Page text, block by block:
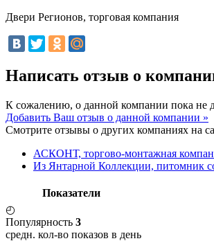
Двери Регионов, торговая компания
Написать отзыв о
К сожалению, о данной компании пока не
Добавить Ваш отзыв о данной компании »
Смотрите отзывы о других компаниях на
АСКОНТ, торгово-монтажная
Из Янтарной Коллекции, питомник
Показатели
◴
Популярность 3
средн. кол-во показов в день